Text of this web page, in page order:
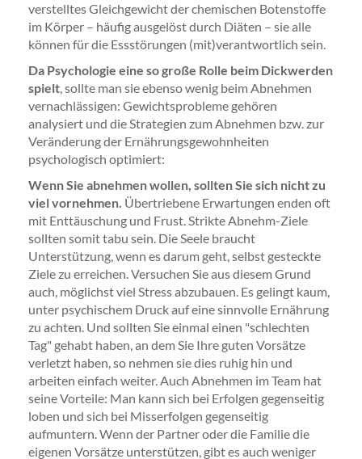
verstelltes Gleichgewicht der chemischen Botenstoffe
im Körper – häufig ausgelöst durch Diäten – sie alle
können für die Essstörungen (mit)verantwortlich sein.
Da Psychologie eine so große Rolle beim Dickwerden
spielt, sollte man sie ebenso wenig beim Abnehmen
vernachlässigen: Gewichtsprobleme gehören
analysiert und die Strategien zum Abnehmen bzw. zur
Veränderung der Ernährungsgewohnheiten
psychologisch optimiert:
Wenn Sie abnehmen wollen, sollten Sie sich nicht zu
viel vornehmen. Übertriebene Erwartungen enden oft
mit Enttäuschung und Frust. Strikte Abnehm-Ziele
sollten somit tabu sein. Die Seele braucht
Unterstützung, wenn es darum geht, selbst gesteckte
Ziele zu erreichen. Versuchen Sie aus diesem Grund
auch, möglichst viel Stress abzubauen. Es gelingt kaum,
unter psychischem Druck auf eine sinnvolle Ernährung
zu achten. Und sollten Sie einmal einen "schlechten
Tag" gehabt haben, an dem Sie Ihre guten Vorsätze
verletzt haben, so nehmen sie dies ruhig hin und
arbeiten einfach weiter. Auch Abnehmen im Team hat
seine Vorteile: Man kann sich bei Erfolgen gegenseitig
loben und sich bei Misserfolgen gegenseitig
aufmuntern. Wenn der Partner oder die Familie die
eigenen Vorsätze unterstützen, gibt es auch weniger